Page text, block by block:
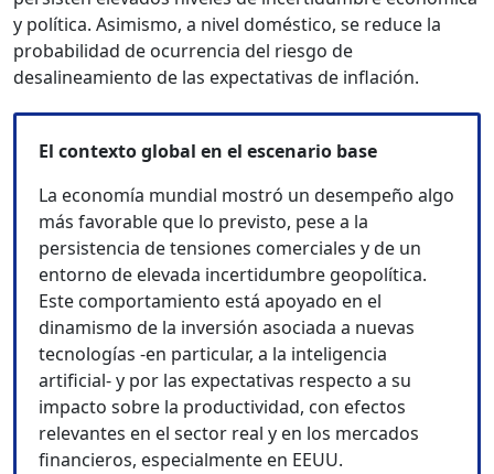
y política. Asimismo, a nivel doméstico, se reduce la
probabilidad de ocurrencia del riesgo de
desalineamiento de las expectativas de inflación.
El contexto global en el escenario base
La economía mundial mostró un desempeño algo
más favorable que lo previsto, pese a la
persistencia de tensiones comerciales y de un
entorno de elevada incertidumbre geopolítica.
Este comportamiento está apoyado en el
dinamismo de la inversión asociada a nuevas
tecnologías -en particular, a la inteligencia
artificial- y por las expectativas respecto a su
impacto sobre la productividad, con efectos
relevantes en el sector real y en los mercados
financieros, especialmente en EEUU.